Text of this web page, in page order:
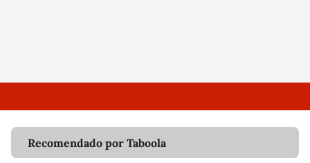
Recomendado por Taboola